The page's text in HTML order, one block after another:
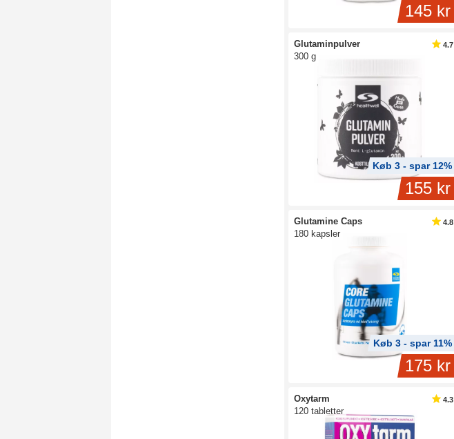
145 kr
Glutaminpulver
300 g
Køb 3 - spar 12%
155 kr
4.7
Glutamine Caps
180 kapsler
Køb 3 - spar 11%
175 kr
4.8
Oxytarm
120 tabletter
4.3